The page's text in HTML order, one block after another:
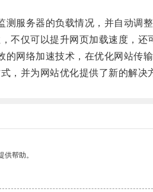
务器的负载情况，并自动调整
仅可以提升网页加载速度，还
络加速技术，在优化网站传输
并为网站优化提供了新的解决
帮助。